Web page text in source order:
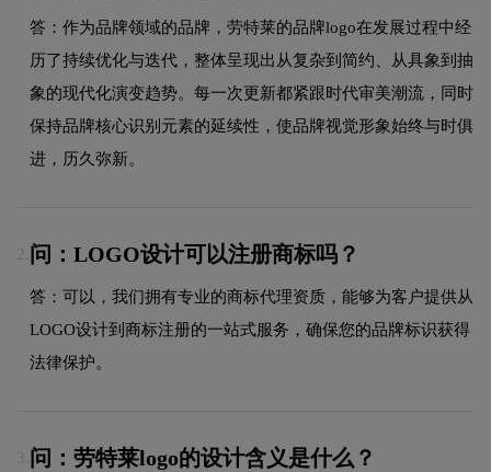
答：作为品牌领域的品牌，劳特莱的品牌logo在发展过程中经
历了持续优化与迭代，整体呈现出从复杂到简约、从具象到抽
象的现代化演变趋势。每一次更新都紧跟时代审美潮流，同时
保持品牌核心识别元素的延续性，使品牌视觉形象始终与时俱
进，历久弥新。
2. 问：LOGO设计可以注册商标吗？
答：可以，我们拥有专业的商标代理资质，能够为客户提供从
LOGO设计到商标注册的一站式服务，确保您的品牌标识获得
法律保护。
3. 问：劳特莱logo的设计含义是什么？